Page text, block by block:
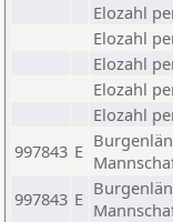
Elozahl
Elozahl
Elozahl
Elozahl
Elozahl
997843 E
997843 E